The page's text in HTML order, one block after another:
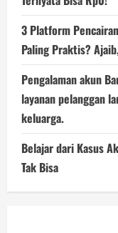
3 Platform
Paling Praktis?
Pengalaman akun
layanan pelanggan
keluarga.
Belajar dari Kasus
Tak Bisa